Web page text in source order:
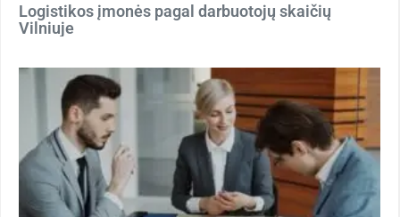
Logistikos įmonės pagal darbuotojų skaičių
Vilniuje